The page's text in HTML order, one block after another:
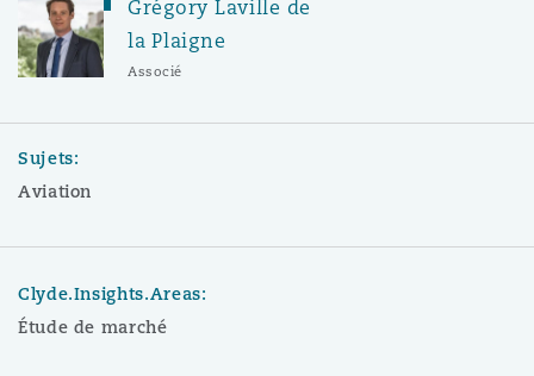
Grégory Laville de
la Plaigne
Associé
Sujets:
Aviation
Clyde.Insights.Areas:
Étude de marché